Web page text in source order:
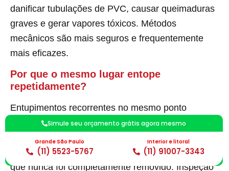
danificar tubulações de PVC, causar queimaduras
graves e gerar vapores tóxicos. Métodos
mecânicos são mais seguros e frequentemente
mais eficazes.
Por que o mesmo lugar entope
repetidamente?
Entupimentos recorrentes no mesmo ponto
indicam problema estrutural subjacente. Pode
haver quebra na tubulação, caimento inadequado
(inclinação insuficiente), ou acúmulo de resíduos
que nunca foi completamente removido. Inspeção
Simule seu orçamento grátis agora mesmo
Grande São Paulo
(11) 5523-5767
Interior e litoral
(11) 91007-3343